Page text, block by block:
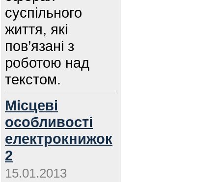
суспільного
життя, які
пов’язані з
роботою над
текстом.
Місцеві
особливості
електрокнижок
2
15.01.2013